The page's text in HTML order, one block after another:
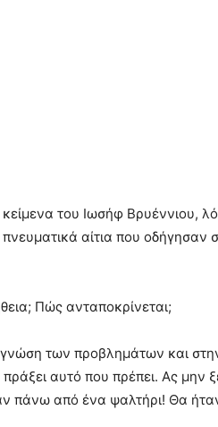
του Ιωσήφ Βρυέννιου,
αίτια που
Πώς ανταποκρίνεται;
των προβλημάτων και
αυτό που πρέπει. Ας μην
από ένα ψαλτήρι! Θα ήταν